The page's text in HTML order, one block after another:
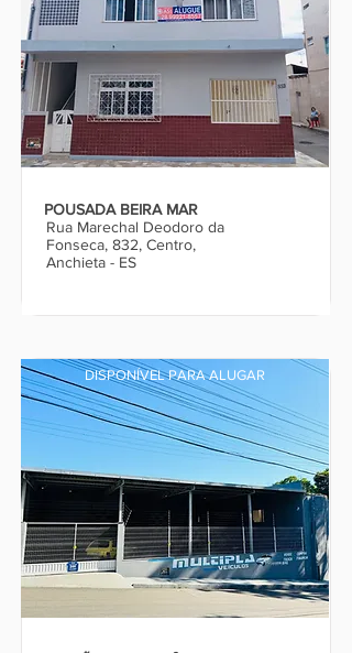
POUSADA BEIRA MAR
Rua Marechal Deodoro da
Fonseca, 832, Centro,
Anchieta - ES
DISPONÍVEL PARA ALUGAR